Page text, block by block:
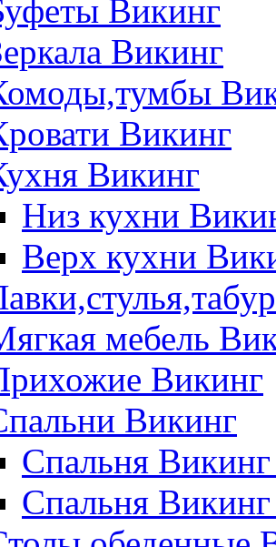
Викинг
Викинг
Викинг
Викинг
Низ кухни
Верх кухни
мебель
Викинг
Викинг
Спальня
Спальня